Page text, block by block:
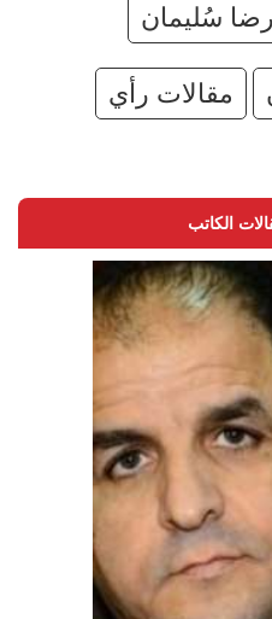
رضا سُليمان
مقالات رأي
الكاتب